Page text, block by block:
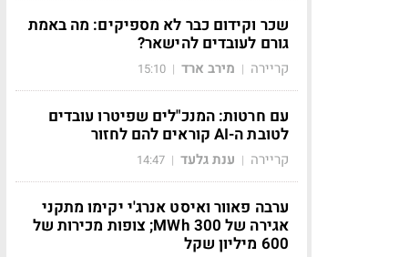
שכר וקידום כבר לא מספיקים: מה באמת
גורם לעובדים להישאר?
קריירה | מירב ארד |
15:10
עם חרטות: המנכ"לים שפיטרו עובדים
לטובת ה-AI קוראים להם לחזור
קריירה | ענת גלעד |
14:47
ערבה פאוור ואיסט אנרג'י יקימו מתקני
אגירה של 300 MWh; צופות מכירות של
600 מיליון שקל